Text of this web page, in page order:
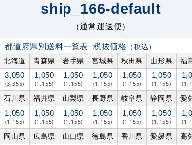
ship_166-default
（通常運送便）
都道府県別送料一覧表 税抜価格 （税込）
北海道
青森県 岩手県 宮城県 秋田県 山形県 福
3,050
(3,355)
1,050
(1,155)
1,050
(1,155)
1,050
(1,155)
1,050
(1,155)
1,050
(1,155)
石川県 福井県 山梨県 長野県 岐阜県 静岡県 愛
1,050
(1,155)
1,050
(1,155)
1,050
(1,155)
1,050
(1,155)
1,050
(1,155)
1,050
(1,155)
岡山県 広島県 山口県 徳島県 香川県 愛媛県 高